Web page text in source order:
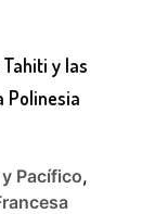
y las
Polinesia
Pacífico,